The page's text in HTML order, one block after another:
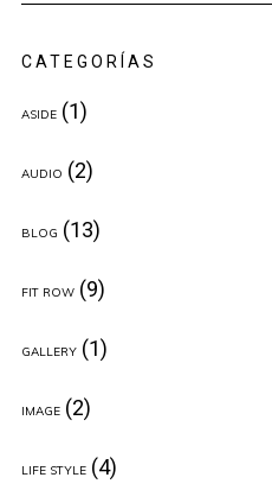
CATEGORÍAS
ASIDE(1)
AUDIO (2)
BLOG (13)
FIT ROW(9)
GALLERY(1)
IMAGE(2)
LIFE STYLE(4)